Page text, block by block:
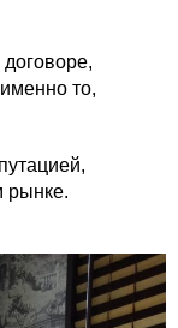
то,
рынке.